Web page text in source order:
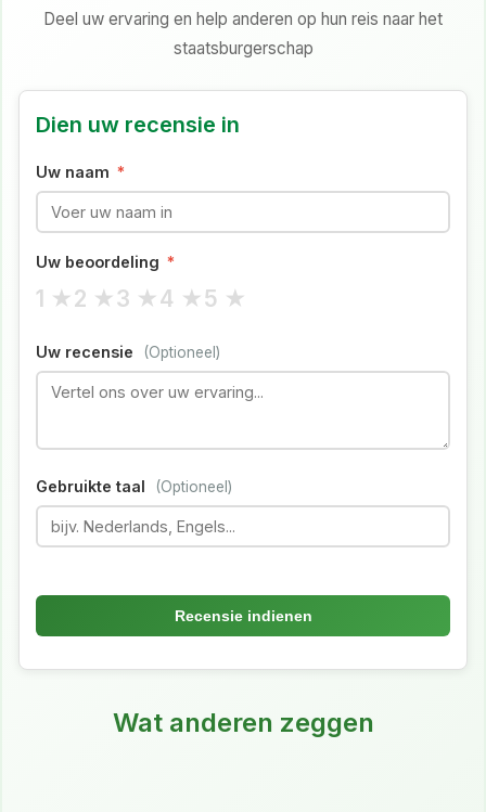
Deel uw ervaring en help anderen op hun reis naar het
staatsburgerschap
Dien uw recensie in
Uw naam *
Uw beoordeling *
5 ★
4 ★
3 ★
2 ★
1 ★
Uw recensie (Optioneel)
Gebruikte taal (Optioneel)
Recensie indienen
Wat anderen zeggen